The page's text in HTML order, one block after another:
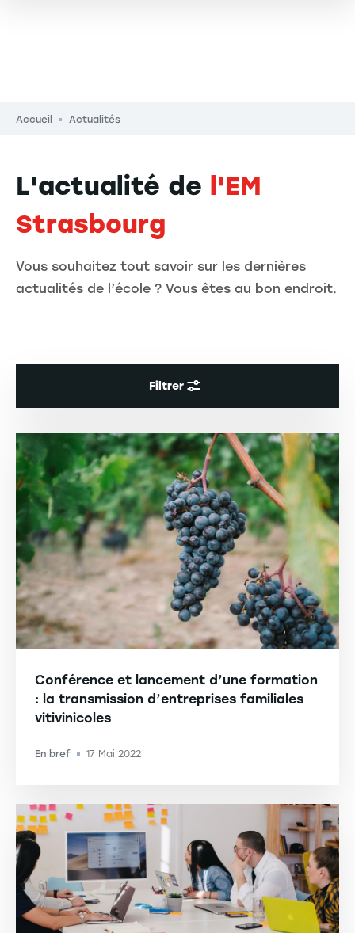
Fil d'Ariane
Accueil Actualités
L'actualité de l'EM
Strasbourg
Vous souhaitez tout savoir sur les dernières
actualités de l’école ? Vous êtes au bon endroit.
Filtrer
Conférence et lancement d’une formation
: la transmission d’entreprises familiales
vitivinicoles
En bref -17 Mai 2022